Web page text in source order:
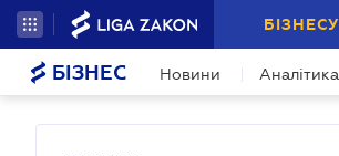
БІЗНЕСУ
БІЗНЕС Новини Аналітика